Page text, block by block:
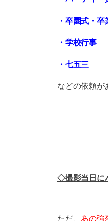
・卒園式・
・学校行事
・七五三
などの依頼が
◇撮影当日に
ただ、 あの強